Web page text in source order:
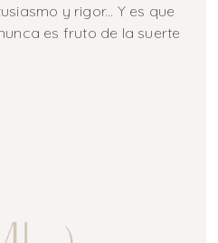
y rigor... Y es que
es fruto de la suerte